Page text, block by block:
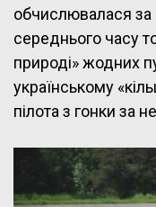
обчислювалася
середнього часу
природі» жодних
українському
пілота з гонки за